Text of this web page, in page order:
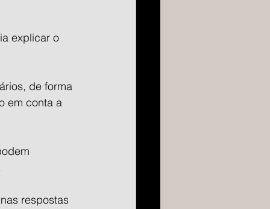
explicar o
de forma
em conta a
respostas